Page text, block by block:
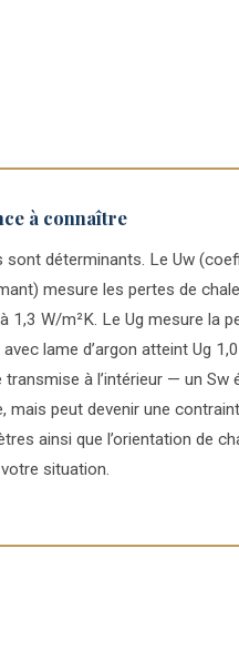
à connaître
déterminants. Le Uw
mesure les pertes de
1,3 W/m²K. Le Ug mesure la
lame d’argon atteint Ug
à l’intérieur — un Sw
mais peut devenir une
ainsi que l’orientation de
situation.